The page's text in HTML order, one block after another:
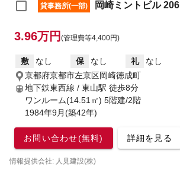
貸事務所(一部) 岡崎ミントビル 206
3.96万円 (管理費等4,400円)
敷 なし 保 なし 礼
なし
京都府京都市左京区岡崎徳成町
地下鉄東西線 / 東山駅 徒歩8分
ワンルーム(14.51㎡) 5階建/2階
1984年9月(築42年)
お問い合わせ(無料) 詳細を見る
情報提供会社: 人見建設(株)